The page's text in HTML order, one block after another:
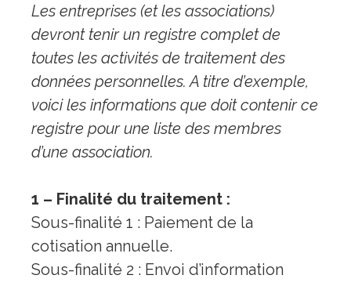
Les entreprises (et les associations)
devront tenir un registre complet de
toutes les activités de traitement des
données personnelles. A titre d’exemple,
voici les informations que doit contenir ce
registre pour une liste des membres
d’une association.
1 – Finalité du traitement :
Sous-finalité 1 : Paiement de la
cotisation annuelle.
Sous-finalité 2 : Envoi d’information